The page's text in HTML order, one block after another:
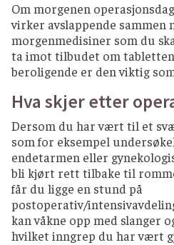
Om morgenen
virker avslappende sammen
morgenmedisiner som du
ta imot tilbudet om
beroligende er den viktig
Hva skjer etter
Dersom du har vært til et
som for eksempel
endetarmen eller
bli kjørt rett tilbake til
får du ligge en stund på
postoperativ/
kan våkne opp med slanger
hvilket inngrep du har vært